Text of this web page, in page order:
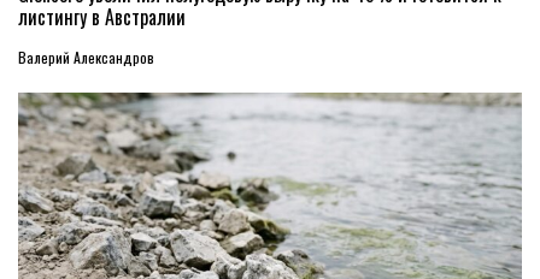
листингу в Австралии
Валерий Александров